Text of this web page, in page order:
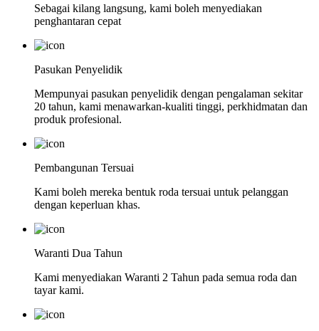
Sebagai kilang langsung, kami boleh menyediakan
penghantaran cepat
Pasukan Penyelidik
Mempunyai pasukan penyelidik dengan pengalaman sekitar
20 tahun, kami menawarkan-kualiti tinggi, perkhidmatan dan
produk profesional.
Pembangunan Tersuai
Kami boleh mereka bentuk roda tersuai untuk pelanggan
dengan keperluan khas.
Waranti Dua Tahun
Kami menyediakan Waranti 2 Tahun pada semua roda dan
tayar kami.